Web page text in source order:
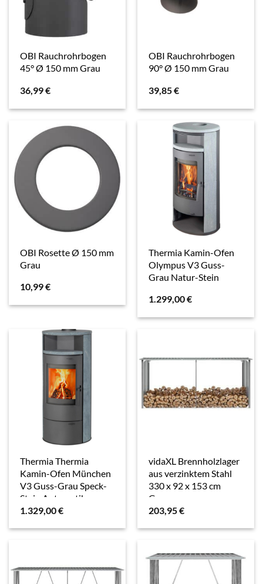
OBI Rauchrohrbogen
45° Ø 150 mm Grau
36,99€
OBI Rauchrohrbogen
90° Ø 150 mm Grau
39,85€
OBI Rosette Ø 150 mm
Grau
10,99€
Thermia Kamin-Ofen
Olympus V3 Guss-
Grau Natur-Stein
1.299,00€
Thermia Thermia
Kamin-Ofen München
V3 Guss-Grau Speck-
Stein Automatik
1.329,00€
vidaXL Brennholzlager
aus verzinktem Stahl
330 x 92 x 153 cm
Grau
203,95€